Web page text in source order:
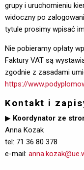
grupy i uruchomieniu
widoczny po
tytule prosimy wpisać
Nie pobieramy opłaty
Faktury VAT są
zgodnie z zasadami
https://
Kontakt i
▶ Koordynator ze
Anna Kozak
tel: 71 36 80 378
e-mail: